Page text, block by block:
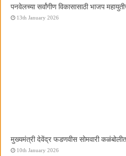
पनवेलच्या सर्वांगीण विकासासाठी भाजप
13th January 2026
मुख्यमंत्री देवेंद्र फडणवीस सोमवारी
10th January 2026